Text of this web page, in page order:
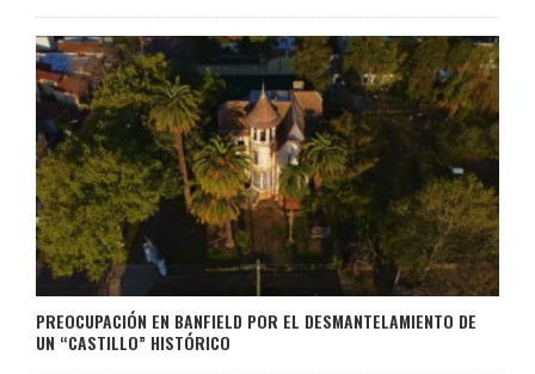
PREOCUPACIÓN EN BANFIELD POR EL DESMANTELAMIENTO DE
UN “CASTILLO” HISTÓRICO